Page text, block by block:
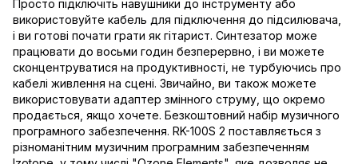
Просто підключіть навушники до інструменту або
використовуйте кабель для підключення до підсилювача,
і ви готові почати грати як гітарист. Синтезатор може
працювати до восьми годин безперервно, і ви можете
сконцентруватися на продуктивності, не турбуючись про
кабелі живлення на сцені. Звичайно, ви також можете
використовувати адаптер змінного струму, що окремо
продається, якщо хочете. Безкоштовний набір музичного
програмного забезпечення. RK-100S 2 поставляється з
різноманітним музичним програмним забезпеченням